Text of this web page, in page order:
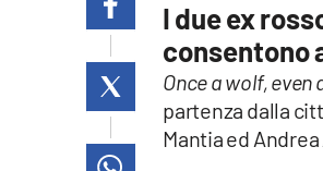
cosenzachannel.it
I due ex
consentono
Once a wolf, even
partenza dalla
Mantia ed